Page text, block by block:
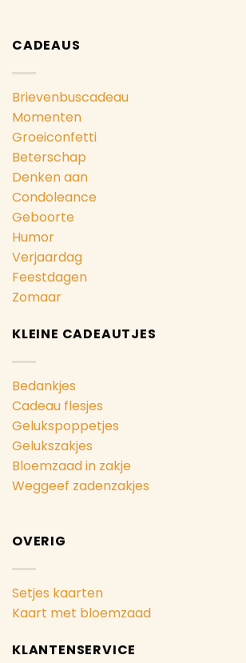
CADEAUS
Brievenbuscadeau
Momenten
Groeiconfetti
Beterschap
Denken aan
Condoleance
Geboorte
Humor
Verjaardag
Feestdagen
Zomaar
KLEINE CADEAUTJES
Bedankjes
Cadeau flesjes
Gelukspoppetjes
Gelukszakjes
Bloemzaad in zakje
Weggeef zadenzakjes
OVERIG
Setjes kaarten
Kaart met bloemzaad
KLANTENSERVICE